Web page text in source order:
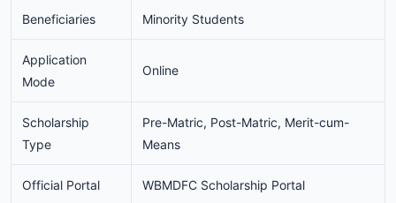
Beneficiaries Minority Students
Application
Mode
Online
Scholarship
Type
Pre-Matric, Post-Matric, Merit-cum-
Means
Official Portal WBMDFC Scholarship Portal